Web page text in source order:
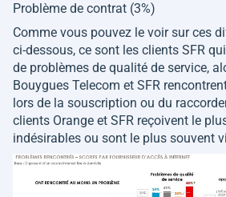
Problème de contrat (3%)
Comme vous pouvez le voir sur ces
ci-dessous, ce sont les clients SFR
de problèmes de qualité de service,
Bouygues Telecom et SFR
lors de la souscription ou du
clients Orange et SFR reçoivent le
indésirables ou sont le plus souvent